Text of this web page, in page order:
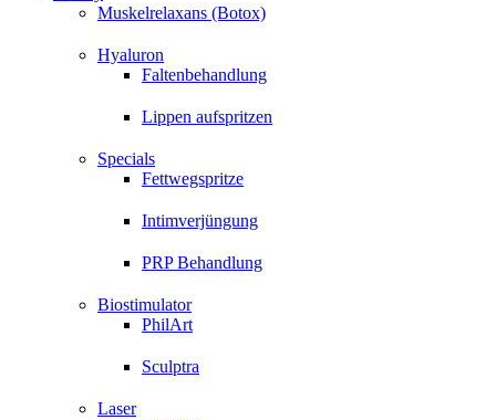
Muskelrelaxans (Botox)
Hyaluron
Faltenbehandlung
Lippen aufspritzen
Specials
Fettwegspritze
Intimverjüngung
PRP Behandlung
Biostimulator
PhilArt
Sculptra
Laser